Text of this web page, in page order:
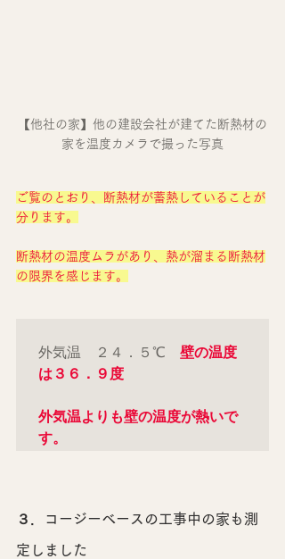
【他社の家】他の建設会社が建てた断熱材の
家を温度カメラで撮った写真
ご覧のとおり、断熱材が蓄熱していることが
分ります。
断熱材の温度ムラがあり、熱が溜まる断熱材
の限界を感じます。
外気温　２４．５℃ 壁の温度
は３６．９度
外気温よりも壁の温度が熱いで
す。
３．コージーベースの工事中の家も測
定しました